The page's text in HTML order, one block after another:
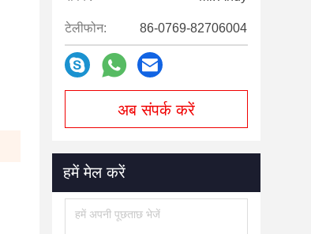
टेलीफोन: 86-0769-82706004
अब संपर्क करें
हमें मेल करें